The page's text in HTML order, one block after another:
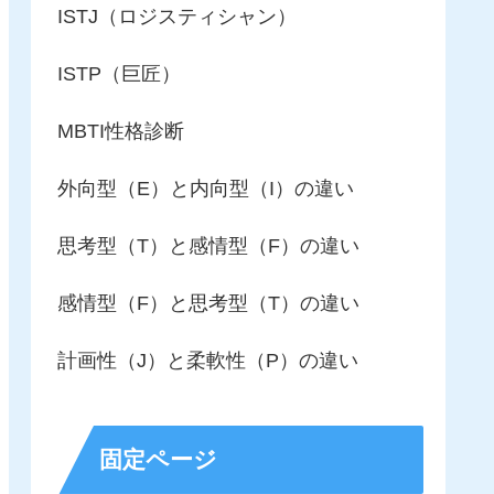
ISTJ（ロジスティシャン）
ISTP（巨匠）
MBTI性格診断
外向型（E）と内向型（I）の違い
思考型（T）と感情型（F）の違い
感情型（F）と思考型（T）の違い
計画性（J）と柔軟性（P）の違い
固定ページ